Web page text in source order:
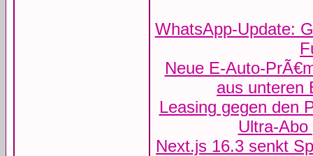
WhatsApp-Update:
Neue E-Auto-
aus unteren
Leasing gegen den
Ultra-
Next.js 16.3 senkt